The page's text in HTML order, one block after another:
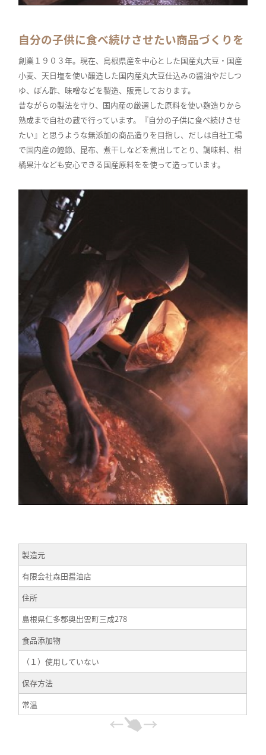
自分の子供に食べ続けさせたい商品づくりを
創業１９０３年。現在、島根県産を中心とした国産丸大豆・国産
小麦、天日塩を使い醸造した国内産丸大豆仕込みの醤油やだしつ
ゆ、ぽん酢、味噌などを製造、販売しております。
昔ながらの製法を守り、国内産の厳選した原料を使い麹造りから
熟成まで自社の蔵で行っています。『自分の子供に食べ続けさせ
たい』と思うような無添加の商品造りを目指し、だしは自社工場
で国内産の鰹節、昆布、煮干しなどを煮出してとり、調味料、柑
橘果汁なども安心できる国産原料をを使って造っています。
製造元
有限会社森田醤油店
住所
島根県仁多郡奥出雲町三成278
食品添加物
（１）使用していない
保存方法
常温